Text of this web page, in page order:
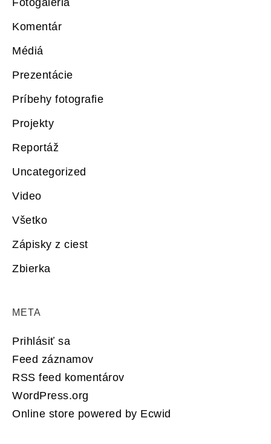
Komentár
Médiá
Prezentácie
Príbehy fotografie
Projekty
Reportáž
Uncategorized
Video
Všetko
Zápisky z ciest
Zbierka
META
Prihlásiť sa
Feed záznamov
RSS feed komentárov
WordPress.org
Online store powered by Ecwid